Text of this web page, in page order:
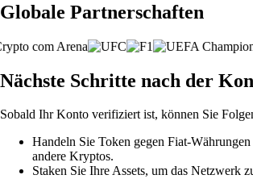
Globale Partnerschaften
Nächste Schritte nach der
Sobald Ihr Konto verifiziert ist, können Sie
Handeln Sie Token gegen Fiat-
andere Kryptos.
Staken Sie Ihre Assets, um das Netzwerk